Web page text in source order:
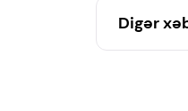
Digər